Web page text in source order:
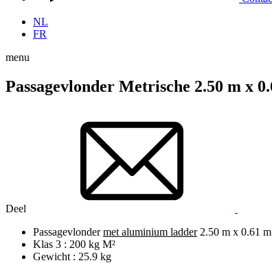
NL
FR
menu
Passagevlonder Metrische 2.50 m x
Deel
Passagevlondermet aluminium ladder2.50 m x 0.61
Klas 3 : 200 kg M²
Gewicht : 25.9 kg